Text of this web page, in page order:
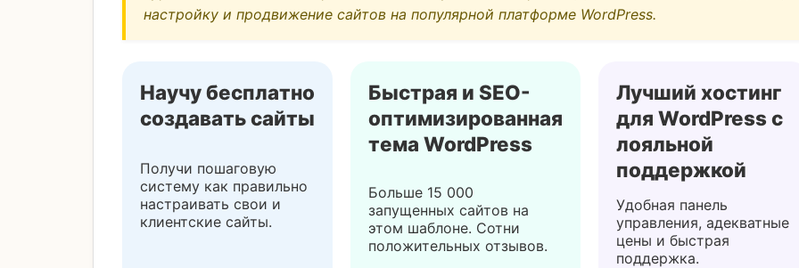
настройку и продвижение сайтов на популярной платформе WordPress.
Научу бесплатно
создавать сайты
Получи пошаговую
систему как правильно
настраивать свои и
клиентские сайты.
Быстрая и SEO-
оптимизированная
тема WordPress
Больше 15 000
запущенных сайтов на
этом шаблоне. Сотни
положительных отзывов.
Лучший хостинг
для WordPress с
лояльной
поддержкой
Удобная панель
управления, адекватные
цены и быстрая
поддержка.